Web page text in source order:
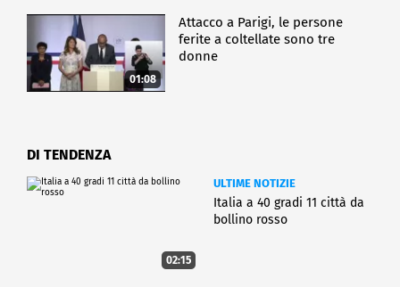
01:08
Attacco a Parigi, le persone
ferite a coltellate sono tre
donne
DI TENDENZA
02:15
ULTIME NOTIZIE
Italia a 40 gradi 11 città da
bollino rosso